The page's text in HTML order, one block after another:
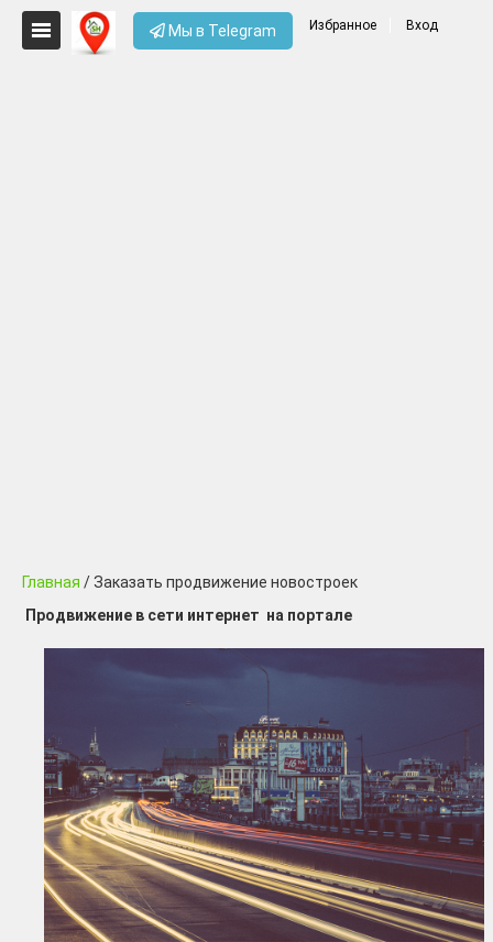
Мы в Telegram Избранное Вход
Главная / Заказать продвижение новостроек
Продвижение в сети интернет на портале